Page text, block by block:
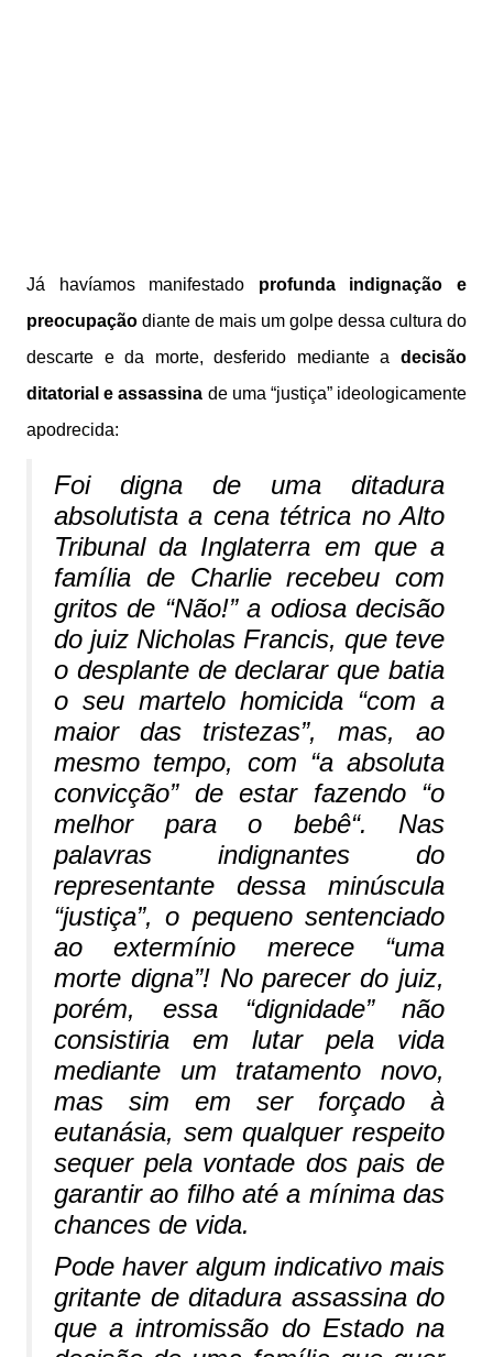
Já havíamos manifestado profunda indignação e
preocupação diante de mais um golpe dessa cultura do
descarte e da morte, desferido mediante a decisão
ditatorial e assassina de uma “justiça” ideologicamente
apodrecida:
Foi digna de uma ditadura
absolutista a cena tétrica no Alto
Tribunal da Inglaterra em que a
família de Charlie recebeu com
gritos de “Não!” a odiosa decisão
do juiz Nicholas Francis, que teve
o desplante de declarar que batia
o seu martelo homicida “com a
maior das tristezas”, mas, ao
mesmo tempo, com “a absoluta
convicção” de estar fazendo “o
melhor para o bebê“. Nas
palavras indignantes do
representante dessa minúscula
“justiça”, o pequeno sentenciado
ao extermínio merece “uma
morte digna”! No parecer do juiz,
porém, essa “dignidade” não
consistiria em lutar pela vida
mediante um tratamento novo,
mas sim em ser forçado à
eutanásia, sem qualquer respeito
sequer pela vontade dos pais de
garantir ao filho até a mínima das
chances de vida.
Pode haver algum indicativo mais
gritante de ditadura assassina do
que a intromissão do Estado na